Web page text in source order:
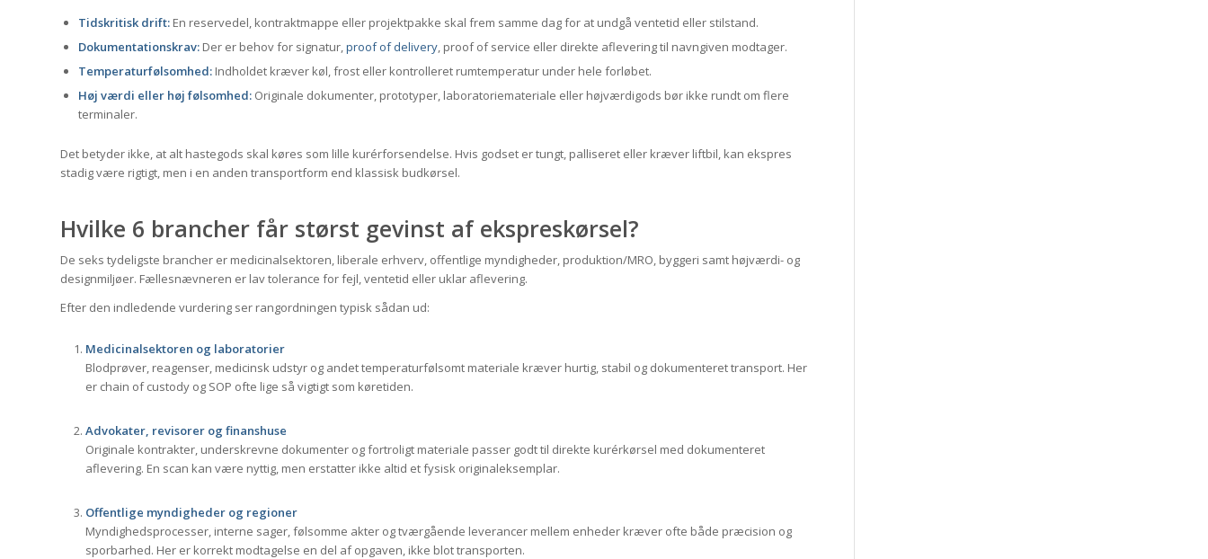
Tidskritisk drift: En reservedel, kontraktmappe eller projektpakke skal frem samme dag for at undgå ventetid eller stilstand.
Dokumentationskrav: Der er behov for signatur,proof of delivery, proof of service eller direkte aflevering til navngiven modtager.
Temperaturfølsomhed: Indholdet kræver køl, frost eller kontrolleret rumtemperatur under hele forløbet.
Høj værdi eller høj følsomhed: Originale dokumenter, prototyper, laboratoriemateriale eller højværdigods bør ikke rundt om flere
terminaler.
Det betyder ikke, at alt hastegods skal køres som lille kurérforsendelse. Hvis godset er tungt, palliseret eller kræver liftbil, kan ekspres
stadig være rigtigt, men i en anden transportform end klassisk budkørsel.
Hvilke 6 brancher får størst gevinst af ekspreskørsel?
De seks tydeligste brancher er medicinalsektoren, liberale erhverv, offentlige myndigheder, produktion/MRO, byggeri samt højværdi- og
designmiljøer. Fællesnævneren er lav tolerance for fejl, ventetid eller uklar aflevering.
Efter den indledende vurdering ser rangordningen typisk sådan ud:
Medicinalsektoren og laboratorier
Blodprøver, reagenser, medicinsk udstyr og andet temperaturfølsomt materiale kræver hurtig, stabil og dokumenteret transport. Her
er chain of custody og SOP ofte lige så vigtigt som køretiden.
Advokater, revisorer og finanshuse
Originale kontrakter, underskrevne dokumenter og fortroligt materiale passer godt til direkte kurérkørsel med dokumenteret
aflevering. En scan kan være nyttig, men erstatter ikke altid et fysisk originaleksemplar.
Offentlige myndigheder og regioner
Myndighedsprocesser, interne sager, følsomme akter og tværgående leverancer mellem enheder kræver ofte både præcision og
sporbarhed. Her er korrekt modtagelse en del af opgaven, ikke blot transporten.